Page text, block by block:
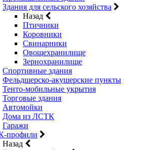
Здания для сельского хозяйства
Назад
Птичники
Коровники
Свинарники
Овощехранилище
Зернохранилище
Спортивные здания
Фельдшерско-акушерские пункты
Тенто-мобильные укрытия
Торговые здания
Автомойки
Дома из ЛСТК
Гаражи
профили
Назад